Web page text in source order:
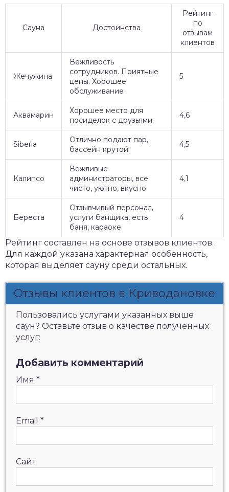
Сауна Достоинства
Рейтинг
по
отзывам
клиентов
Жечужина
Вежливость
сотрудников. Приятные
цены. Хорошее
обслуживание
5
Аквамарин
Хорошее место для
посиделок с друзьями.
4,6
Siberia
Отлично подают пар,
бассейн крутой
4,5
Калипсо
Вежливые
администраторы, все
чисто, уютно, вкусно
4,1
Береста
Отзывчивый персонал,
услуги банщика, есть
баня, караоке
4
Рейтинг составлен на основе отзывов клиентов.
Для каждой указана характерная особенность,
которая выделяет сауну среди остальных.
Отзывы клиентов в Криводановке
Пользовались услугами указанных выше
саун? Оставьте отзыв о качестве полученных
услуг:
Добавить комментарий
Имя *
Email *
Сайт